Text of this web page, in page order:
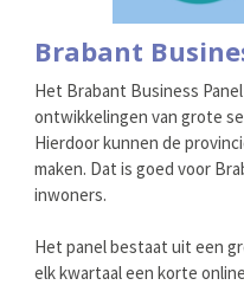
Brabant
Het Brabant Business
ontwikkelingen van grote
Hierdoor kunnen de
maken. Dat is goed voor
inwoners.
Het panel bestaat uit een
elk kwartaal een korte